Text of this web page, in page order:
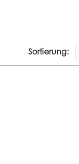
Sortierung: